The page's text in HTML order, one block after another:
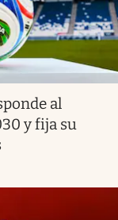
al
y fija su